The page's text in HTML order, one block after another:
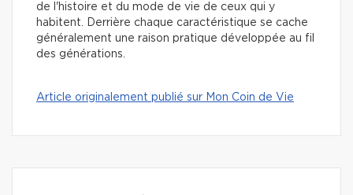
de l'histoire et du mode de vie de ceux qui y
habitent. Derrière chaque caractéristique se cache
généralement une raison pratique développée au fil
des générations.
Article originalement publié sur Mon Coin de Vie